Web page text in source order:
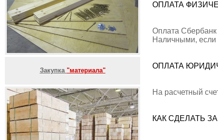
Закупка "материала"
ОПЛАТА
Оплата
Наличными, если
ОПЛАТА
На расчетный
КАК СДЕЛАТЬ